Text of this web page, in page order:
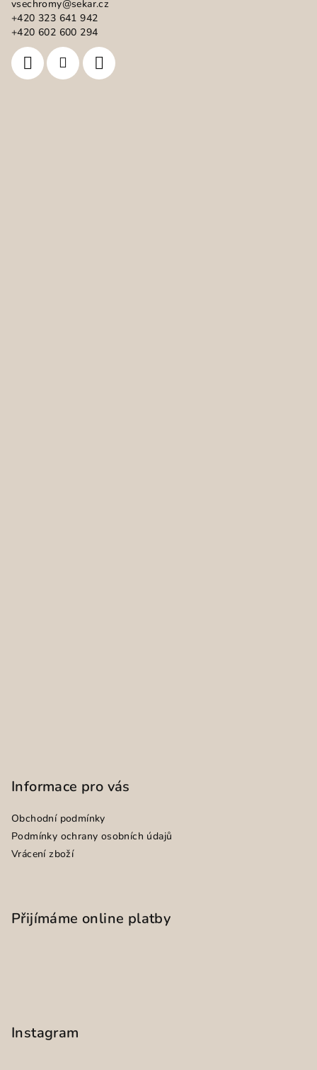
vsechromy@sekar.cz
+420 323 641 942
+420 602 600 294
Informace pro vás
Obchodní podmínky
Podmínky ochrany osobních údajů
Vrácení zboží
Přijímáme online platby
Instagram